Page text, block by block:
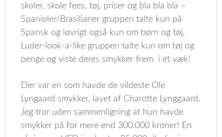
skoler, skole fees, tøj, priser og bla bla bla –
Spanioler/Brasilianer gruppen talte kun på
Spansk og iøvrigt også kun om børn og tøj,
Luder-look-a-like gruppen talte kun om tøj og
penge og viste deres smykker frem i et væk!
Der var en som havde de vildeste Ole
Lyngaard smykker, lavet af Charotte Lynggaard.
Jeg tror uden sammenligning at hun havde
smykker på for mere end 300.000 kroner! En